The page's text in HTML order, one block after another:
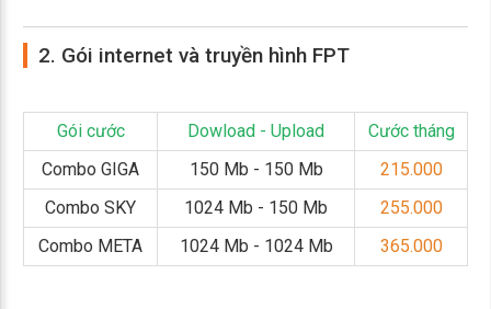
2. Gói internet và truyền hình FPT
Gói cước Dowload - Upload
Cước tháng
Combo GIGA
150 Mb - 150 Mb
215.000
Combo SKY
1024 Mb - 150 Mb
255.000
Combo META
1024 Mb - 1024 Mb 365.000